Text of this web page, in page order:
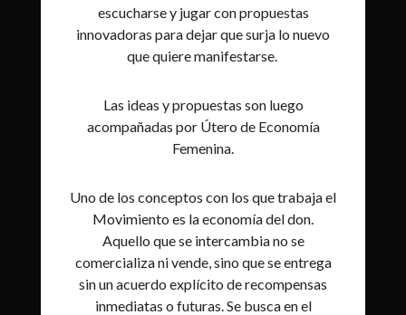
escucharse y jugar con propuestas
innovadoras para dejar que surja lo nuevo
que quiere manifestarse.
Las ideas y propuestas son luego
acompañadas por Útero de Economía
Femenina.
Uno de los conceptos con los que trabaja el
Movimiento es la economía del don.
Aquello que se intercambia no se
comercializa ni vende, sino que se entrega
sin un acuerdo explícito de recompensas
inmediatas o futuras. Se busca en el